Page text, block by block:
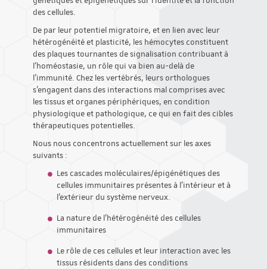
des cellules.
De par leur potentiel migratoire, et en lien avec leur
hétérogénéité et plasticité, les hémocytes constituent
des plaques tournantes de signalisation contribuant à
l'homéostasie, un rôle qui va bien au-delà de
l'immunité. Chez les vertébrés, leurs orthologues
s'engagent dans des interactions mal comprises avec
les tissus et organes périphériques, en condition
physiologique et pathologique, ce qui en fait des cibles
thérapeutiques potentielles.
Nous nous concentrons actuellement sur les axes
suivants :
Les cascades moléculaires/épigénétiques des
cellules immunitaires présentes à l'intérieur et à
l'extérieur du système nerveux.
La nature de l'hétérogénéité des cellules
immunitaires
Le rôle de ces cellules et leur interaction avec les
tissus résidents dans des conditions